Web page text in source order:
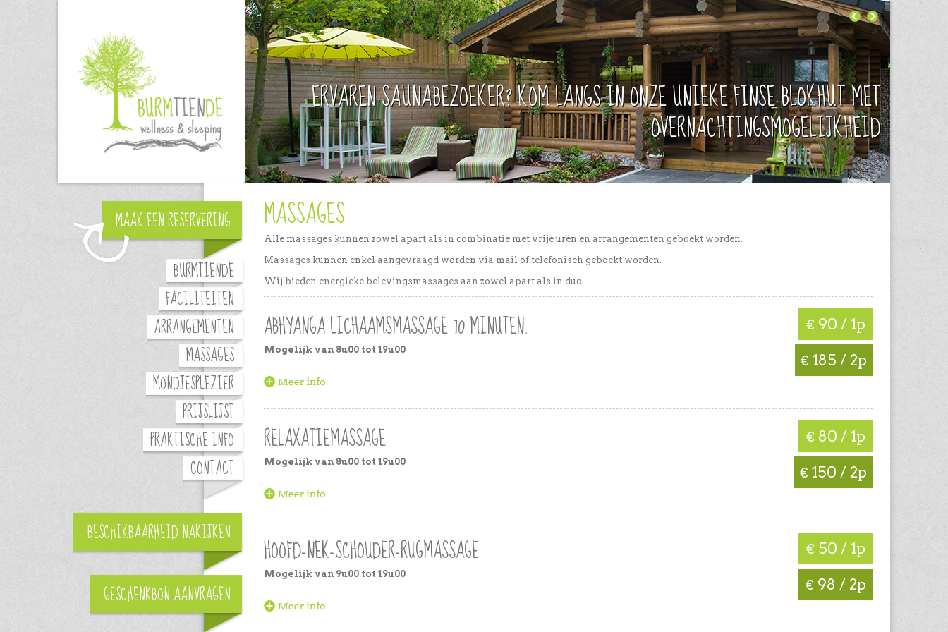
ERVAREN SAUNABEZOEKER? KOM LANGS IN ONZE UNIEKE FINSE BLOKHUT MET
OVERNACHTINGSMOGELIJKHEID
MAAK EEN RESERVERING
BURMTIENDE
FACILITEITEN
ARRANGEMENTEN
MASSAGES
MONDJESPLEZIER
PRIJSLIJST
PRAKTISCHE INFO
CONTACT
BESCHIKBAARHEID NAKIJKEN
GESCHENKBON AANVRAGEN
MASSAGES
Alle massages kunnen zowel apart als in combinatie met vrije uren en arrangementen geboekt worden.
Massages kunnen enkel aangevraagd worden via mail of telefonisch geboekt worden.
Wij bieden energieke belevingsmassages aan zowel apart als in duo.
ABHYANGA LICHAAMSMASSAGE 70 MINUTEN. € 90 / 1p
€ 185 / 2p
Mogelijk van 8u00 tot 19u00
RELAXATIEMASSAGE € 80 / 1p
€ 150 / 2p
Mogelijk van 8u00 tot 19u00
HOOFD-NEK-SCHOUDER-RUGMASSAGE € 50 / 1p
€ 98 / 2p
Mogelijk van 9u00 tot 19u00